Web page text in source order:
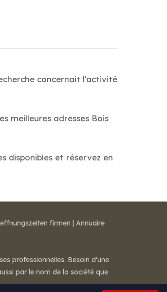
concernait l'activité
meilleures adresses Bois
disponibles et réservez en
firmen | Annuaire
professionnelles. Besoin d'une
par le nom de la société que